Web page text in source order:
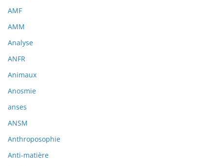
AMF
AMM
Analyse
ANFR
Animaux
Anosmie
anses
ANSM
Anthroposophie
Anti-matière